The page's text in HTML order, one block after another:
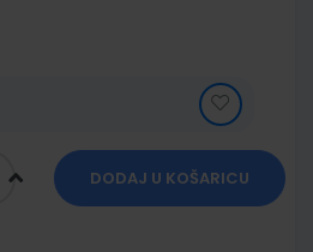
DODAJ U KOŠARICU